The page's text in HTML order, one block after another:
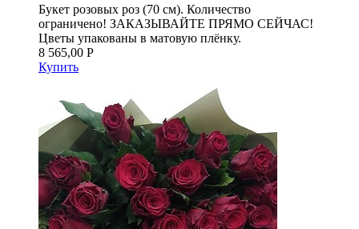
Букет розовых роз (70 см). Количество
ограничено! ЗАКАЗЫВАЙТЕ ПРЯМО СЕЙЧАС!
Цветы упакованы в матовую плёнку.
8 565,00 Р
Купить